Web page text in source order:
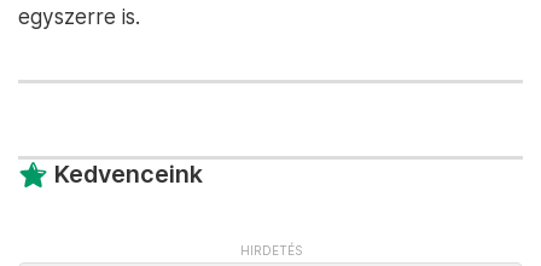
egyszerre is.
Kedvenceink